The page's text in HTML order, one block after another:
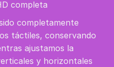
completa
completamente
táctiles, conservando
ajustamos la
y horizontales